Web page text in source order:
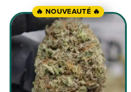
🔥 NOUVEAUTÉ 🔥